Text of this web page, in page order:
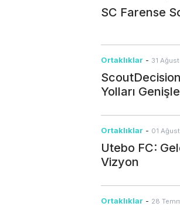
SC Farense
Ortaklıklar - 31
Yolları
Ortaklıklar - 01
Utebo FC:
Vizyon
Ortaklıklar - 28